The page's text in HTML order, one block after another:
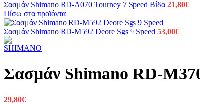
Σασμάν Shimano RD-A070 Tourney 7 Speed Βίδα 21,80€
Πίσω στα προϊόντα
Σασμάν Shimano RD-M592 Deore Sgs 9 Speed 53,00€
Σασμάν Shimano RD-
29,80€